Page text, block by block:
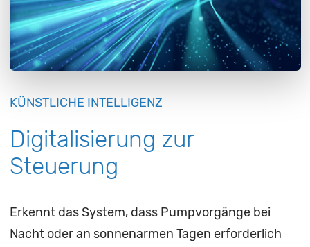
KÜNSTLICHE INTELLIGENZ
Digitalisierung zur
Steuerung
Erkennt das System, dass Pumpvorgänge bei
Nacht oder an sonnenarmen Tagen erforderlich